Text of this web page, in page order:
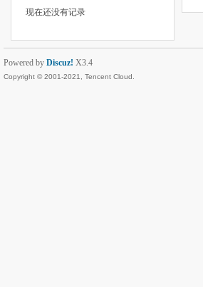
现在还没有记录
Powered by Discuz! X3.4
Copyright © 2001-2021, Tencent Cloud.